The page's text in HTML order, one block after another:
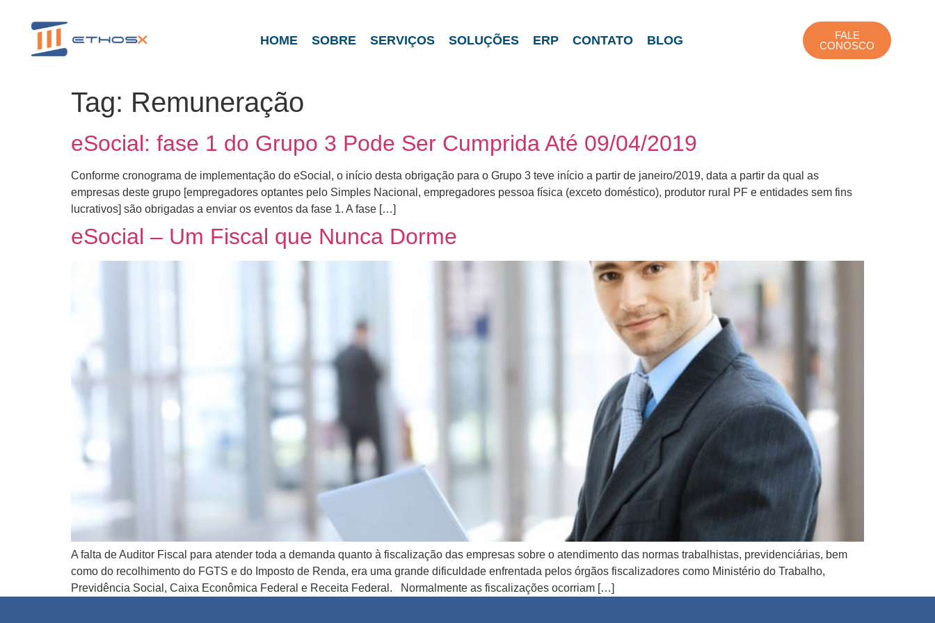
HOME SOBRE SERVIÇOS SOLUÇÕES ERP CONTATO BLOG
FALE
CONOSCO
Tag: Remuneração
eSocial: fase 1 do Grupo 3 Pode Ser Cumprida Até 09/04/2019
Conforme cronograma de implementação do eSocial, o início desta obrigação para o Grupo 3 teve início a partir de janeiro/2019, data a partir da qual as
empresas deste grupo [empregadores optantes pelo Simples Nacional, empregadores pessoa física (exceto doméstico), produtor rural PF e entidades sem fins
lucrativos] são obrigadas a enviar os eventos da fase 1. A fase […]
eSocial – Um Fiscal que Nunca Dorme
A falta de Auditor Fiscal para atender toda a demanda quanto à fiscalização das empresas sobre o atendimento das normas trabalhistas, previdenciárias, bem
como do recolhimento do FGTS e do Imposto de Renda, era uma grande dificuldade enfrentada pelos órgãos fiscalizadores como Ministério do Trabalho,
Previdência Social, Caixa Econômica Federal e Receita Federal. Normalmente as fiscalizações ocorriam […]